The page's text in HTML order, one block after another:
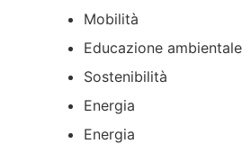
Mobilità
Educazione ambientale
Sostenibilità
Energia
Energia